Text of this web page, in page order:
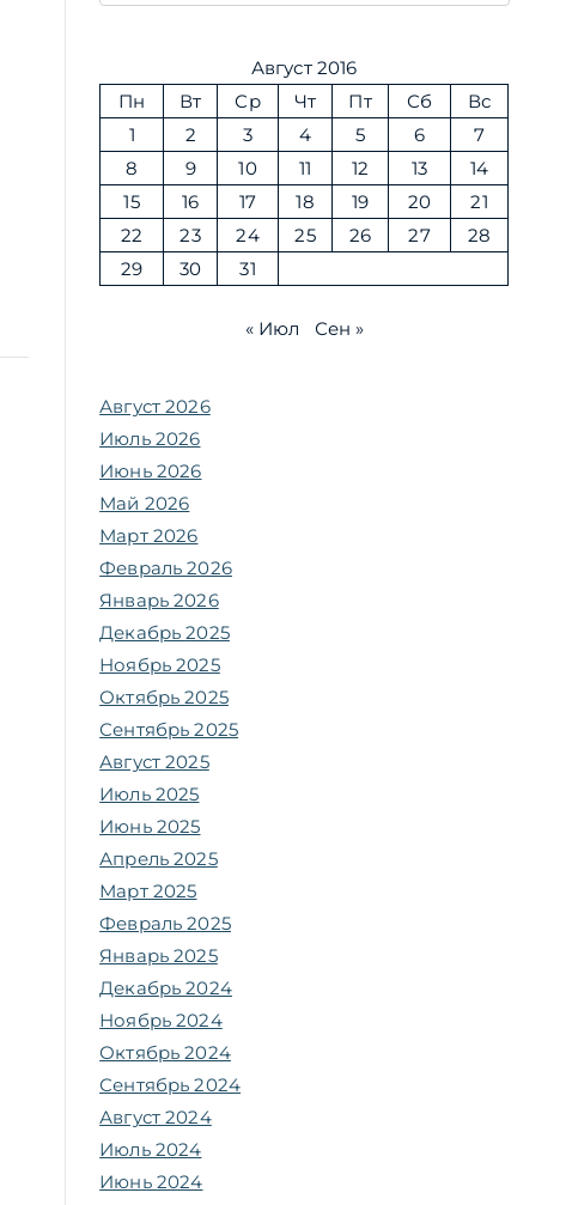
Август 2016
Пн
Вт Ср Чт Пт Сб
Вс
1
2 3 4 5 6
7
8
9 10 11 12 13
14
15
16 17 18 19 20
21
22
23 24 25 26 27
28
29
30 31
« Июл Сен »
Август 2026
Июль 2026
Июнь 2026
Май 2026
Март 2026
Февраль 2026
Январь 2026
Декабрь 2025
Ноябрь 2025
Октябрь 2025
Сентябрь 2025
Август 2025
Июль 2025
Июнь 2025
Апрель 2025
Март 2025
Февраль 2025
Январь 2025
Декабрь 2024
Ноябрь 2024
Октябрь 2024
Сентябрь 2024
Август 2024
Июль 2024
Июнь 2024